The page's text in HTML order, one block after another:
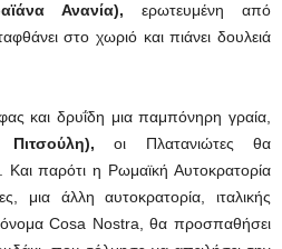
Ανανία), ερωτευμένη από
στο χωριό και πιάνει δουλειά
και δρυΐδη μια παμπόνηρη γραία,
οι Πλατανιώτες θα
Και παρότι η Ρωμαϊκή Αυτοκρατορία
μια άλλη αυτοκρατορία, ιταλικής
Cosa Nostra, θα προσπαθήσει